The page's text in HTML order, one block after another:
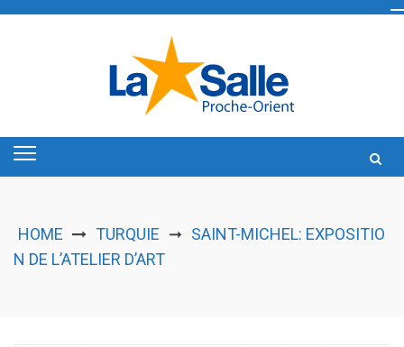
HOME TURQUIE ➞ SAINT-MICHEL: EXPOSITIO
N DE L’ATELIER D’ART